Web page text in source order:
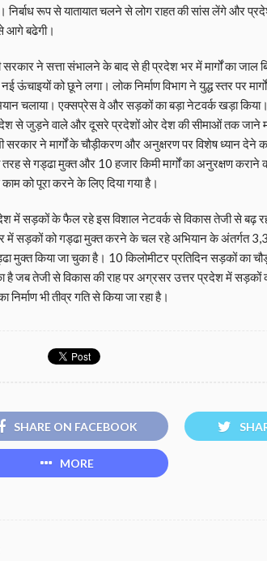
निर्बाध रूप से यातायात चलने से लोग राहत की सांस लेंगे और
आगे बढेगी।
सरकार ने सत्ता संभालने के बाद से ही प्रदेश भर में मार्गों का जाल
नई ऊंचाइयों को छूने लगा। लोक निर्माण विभाग ने युद्ध स्तर पर
चलाया। एक्सप्रेस वे और सड़कों का बड़ा नेटवर्क खड़ा
से जुड़ने वाले और दूसरे प्रदेशों ओर देश की सीमाओं तक जाने
सरकार ने मार्गों के चौड़ीकरण और अनुक्षरण पर विशेष ध्यान देने
से गड्ढा मुक्त और 10 हजार किमी मार्गों का अनुरक्षण कराने
को पूरा करने के लिए दिया गया है।
में सड़कों के फैल रहे इस विशाल नेटवर्क से विकास तेजी से
में सड़कों को गड्ढा मुक्त करने के चल रहे अभियान के अंतर्गत
मुक्त किया जा चुका है। 10 किलोमीटर प्रतिदिन सड़कों का
है जब तेजी से विकास की राह पर अग्रसर उत्तर प्रदेश में सड़कों
भी तीव्र गति से किया जा रहा है।
SHARE ON FACEBOOK
MORE